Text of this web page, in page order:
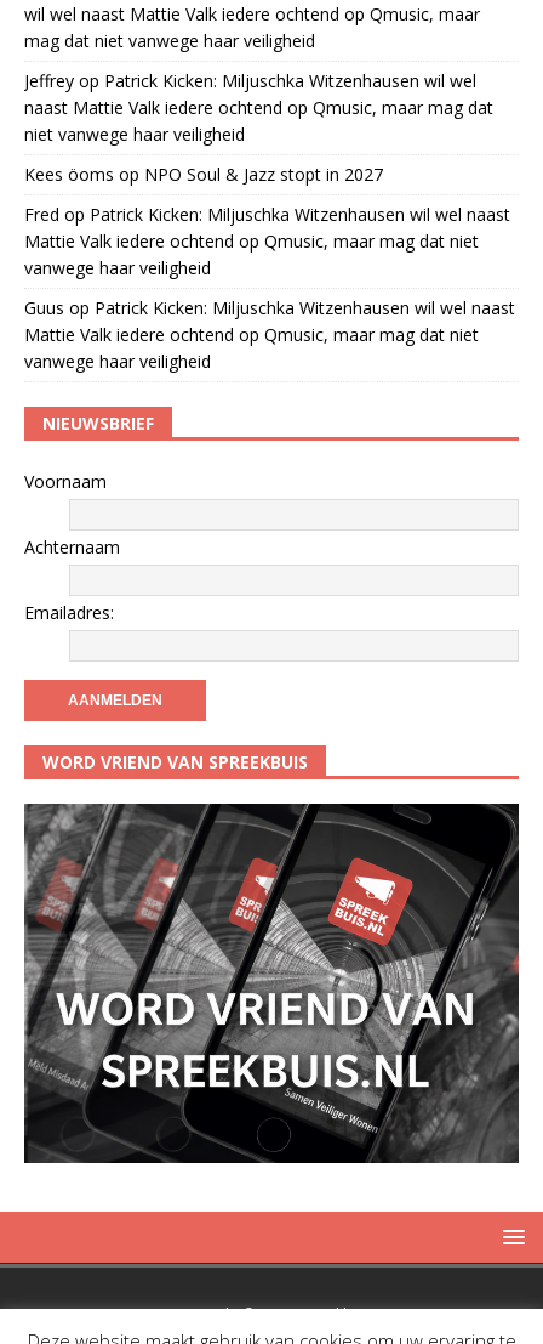
wil wel naast Mattie Valk iedere ochtend op Qmusic, maar
mag dat niet vanwege haar veiligheid
Jeffrey op Patrick Kicken: Miljuschka Witzenhausen wil wel
naast Mattie Valk iedere ochtend op Qmusic, maar mag dat
niet vanwege haar veiligheid
Kees öoms op NPO Soul & Jazz stopt in 2027
Fred op Patrick Kicken: Miljuschka Witzenhausen wil wel naast
Mattie Valk iedere ochtend op Qmusic, maar mag dat niet
vanwege haar veiligheid
Guus op Patrick Kicken: Miljuschka Witzenhausen wil wel naast
Mattie Valk iedere ochtend op Qmusic, maar mag dat niet
vanwege haar veiligheid
NIEUWSBRIEF
Voornaam
Achternaam
Emailadres:
WORD VRIEND VAN SPREEKBUIS
Copyright © 2019 Spreekbuis